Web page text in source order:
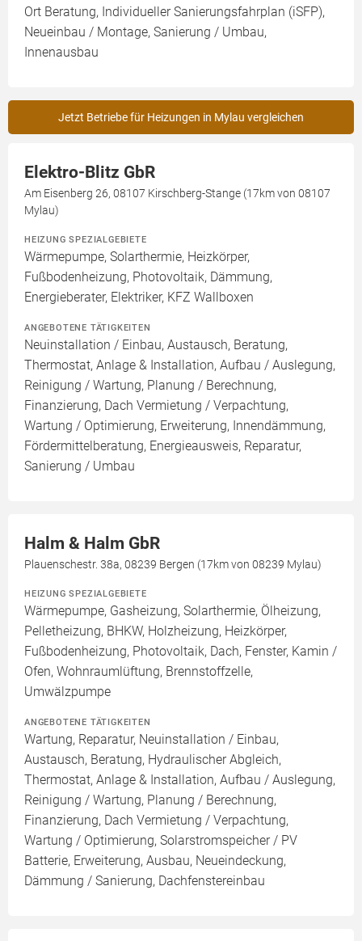
Ort Beratung, Individueller Sanierungsfahrplan (iSFP),
Neueinbau / Montage, Sanierung / Umbau,
Innenausbau
Jetzt Betriebe für Heizungen in Mylau vergleichen
Elektro-Blitz GbR
Am Eisenberg 26, 08107 Kirschberg-Stange (17km von 08107
Mylau)
HEIZUNG SPEZIALGEBIETE
Wärmepumpe, Solarthermie, Heizkörper,
Fußbodenheizung, Photovoltaik, Dämmung,
Energieberater, Elektriker, KFZ Wallboxen
ANGEBOTENE TÄTIGKEITEN
Neuinstallation / Einbau, Austausch, Beratung,
Thermostat, Anlage & Installation, Aufbau / Auslegung,
Reinigung / Wartung, Planung / Berechnung,
Finanzierung, Dach Vermietung / Verpachtung,
Wartung / Optimierung, Erweiterung, Innendämmung,
Fördermittelberatung, Energieausweis, Reparatur,
Sanierung / Umbau
Halm & Halm GbR
Plauenschestr. 38a, 08239 Bergen (17km von 08239 Mylau)
HEIZUNG SPEZIALGEBIETE
Wärmepumpe, Gasheizung, Solarthermie, Ölheizung,
Pelletheizung, BHKW, Holzheizung, Heizkörper,
Fußbodenheizung, Photovoltaik, Dach, Fenster, Kamin /
Ofen, Wohnraumlüftung, Brennstoffzelle,
Umwälzpumpe
ANGEBOTENE TÄTIGKEITEN
Wartung, Reparatur, Neuinstallation / Einbau,
Austausch, Beratung, Hydraulischer Abgleich,
Thermostat, Anlage & Installation, Aufbau / Auslegung,
Reinigung / Wartung, Planung / Berechnung,
Finanzierung, Dach Vermietung / Verpachtung,
Wartung / Optimierung, Solarstromspeicher / PV
Batterie, Erweiterung, Ausbau, Neueindeckung,
Dämmung / Sanierung, Dachfenstereinbau